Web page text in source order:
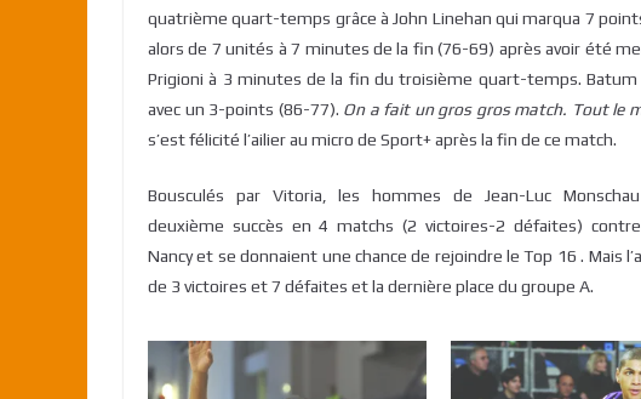
quatrième quart-temps grâce à John Linehan qui marqua 7
alors de 7 unités à 7 minutes de la fin (76-69) après avoir été
Prigioni à 3 minutes de la fin du troisième quart-temps. Batum
avec un 3-points (86-77). On a fait un gros gros match. Tout le
s’est félicité l’ailier au micro de Sport+ après la fin de ce match.
Bousculés par Vitoria, les hommes de Jean-Luc
deuxième succès en 4 matchs (2 victoires-2 défaites)
Nancy et se donnaient une chance de rejoindre le Top 16 . Mais
de 3 victoires et 7 défaites et la dernière place du groupe A.